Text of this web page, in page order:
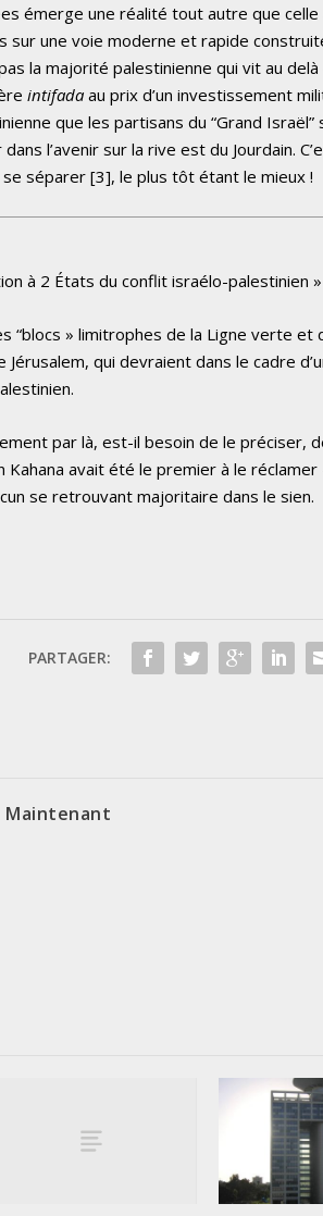
émerge une réalité tout autre que
une voie moderne et rapide
la majorité palestinienne qui vit au
intifada au prix d’un investissement
que les partisans du “Grand Israël”
l’avenir sur la rive est du Jourdain.
séparer [3], le plus tôt étant le mieux !
à 2 États du conflit israélo-palestinien
“blocs » limitrophes de la Ligne verte
qui devraient dans le cadre
par là, est-il besoin de le préciser,
Kahana avait été le premier à le
se retrouvant majoritaire dans le sien.
PARTAGER:
Maintenant